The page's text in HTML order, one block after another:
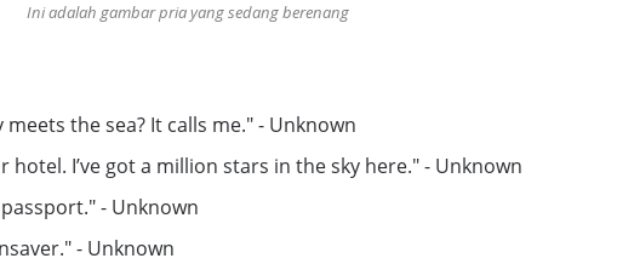
Ini adalah gambar pria yang sedang berenang
the sea? It calls me." - Unknown
hotel. I’ve got a million stars in the sky here." - Unknown
- Unknown
- Unknown